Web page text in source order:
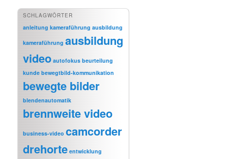
SCHLAGWÖRTER
anleitung kameraführung ausbildung
kameraführung ausbildung
video autofokus beurteilung
kunde bewegtbild-kommunikation
bewegte bilder
blendenautomatik
brennweite video
business-video camcorder
drehorte entwicklung